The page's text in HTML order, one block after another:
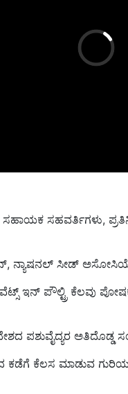
ಸಹವರ್ತಿಗಳು,
ನ್ಯಾಷನಲ್ ಸೀಡ್
ವೆಟ್ಸ್ ಇನ್ ಪೌಲ್ಟ್ರಿ ಕೆಲವು
ಪಶುವೈದ್ಯರ ಅತಿದೊಡ್ಡ
ಕಡೆಗೆ ಕೆಲಸ ಮಾಡುವ